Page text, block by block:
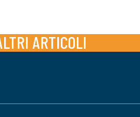
ARTICOLI